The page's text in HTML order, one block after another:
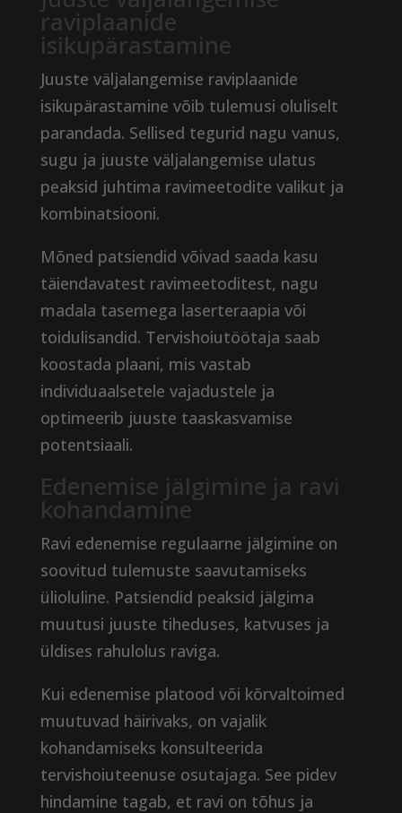
raviplaanide
isikupärastamine
Juuste väljalangemise raviplaanide
isikupärastamine võib tulemusi oluliselt
parandada. Sellised tegurid nagu vanus,
sugu ja juuste väljalangemise ulatus
peaksid juhtima ravimeetodite valikut ja
kombinatsiooni.
Mõned patsiendid võivad saada kasu
täiendavatest ravimeetoditest, nagu
madala tasemega laserteraapia või
toidulisandid. Tervishoiutöötaja saab
koostada plaani, mis vastab
individuaalsetele vajadustele ja
optimeerib juuste taaskasvamise
potentsiaali.
Edenemise jälgimine ja ravi
kohandamine
Ravi edenemise regulaarne jälgimine on
soovitud tulemuste saavutamiseks
ülioluline. Patsiendid peaksid jälgima
muutusi juuste tiheduses, katvuses ja
üldises rahulolus raviga.
Kui edenemise platood või kõrvaltoimed
muutuvad häirivaks, on vajalik
kohandamiseks konsulteerida
tervishoiuteenuse osutajaga. See pidev
hindamine tagab, et ravi on tõhus ja